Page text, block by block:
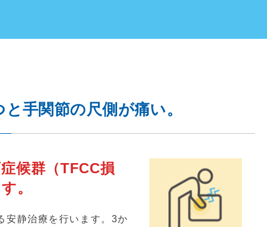
手関節の尺側が痛い。
候群（TFCC損
。
安静治療を行います。 3か